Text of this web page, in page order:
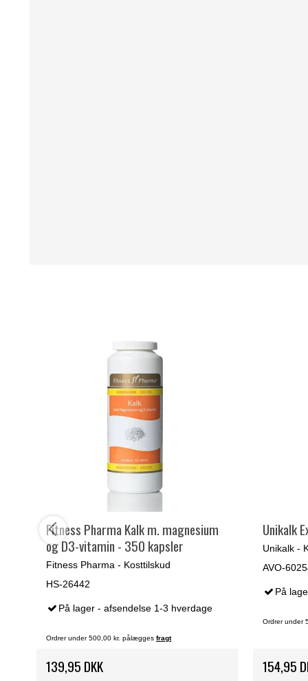
Fitness Pharma Kalk m. magnesium
og D3-vitamin - 350 kapsler
Fitness Pharma - Kosttilskud
HS-26442
På lager - afsendelse 1-3 hverdage
Ordrer under 500,00 kr. pålægges fragt
139,95 DKK
Unikalk
Unikalk -
AVO-
På
Ordrer under
154,95